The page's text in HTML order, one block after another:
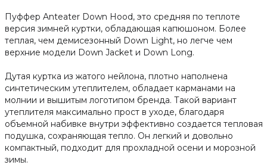
Пуффер Anteater Down Hood, это средняя по теплоте
версия зимней куртки, обладающая капюшоном. Более
теплая, чем демисезонный Down Light, но легче чем
верхние модели Down Jacket и Down Long.
Дутая куртка из жатого нейлона, плотно наполнена
синтетическим утеплителем, обладает карманами на
молнии и вышитым логотипом бренда. Такой вариант
утеплителя максимально прост в уходе, благодаря
объемной набивке внутри эффективно создается тепловая
подушка, сохраняющая тепло. Он легкий и довольно
компактный, подходит для прохладной осени и морозной
зимы.